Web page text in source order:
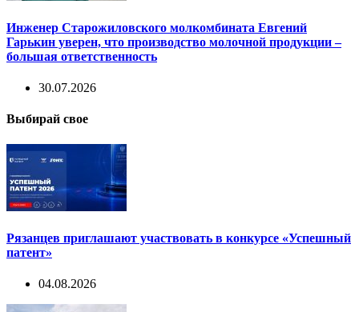
Инженер Старожиловского молкомбината Евгений
Гарькин уверен, что производство молочной продукции –
большая ответственность
30.07.2026
Выбирай свое
Рязанцев приглашают участвовать в конкурсе «Успешный
патент»
04.08.2026